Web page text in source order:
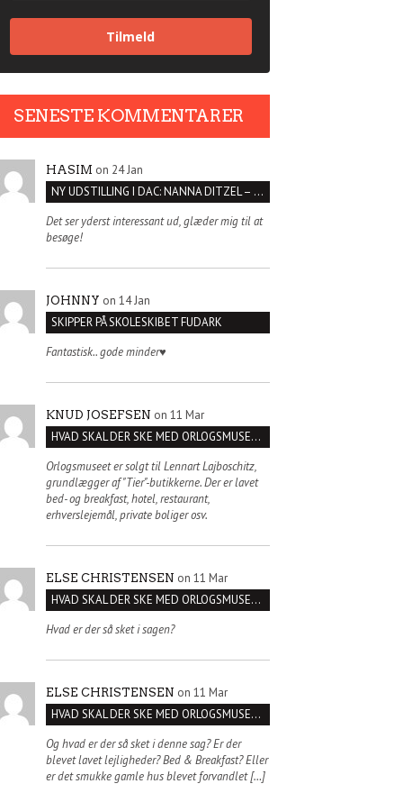
Tilmeld
SENESTE KOMMENTARER
HASIM on 24 Jan
NY UDSTILLING I DAC: NANNA DITZEL – SÆT KROPPEN FRI
Det ser yderst interessant ud, glæder mig til at
besøge!
JOHNNY on 14 Jan
SKIPPER PÅ SKOLESKIBET FUDARK
Fantastisk.. gode minder♥️
KNUD JOSEFSEN on 11 Mar
HVAD SKAL DER SKE MED ORLOGSMUSEET?
Orlogsmuseet er solgt til Lennart Lajboschitz,
grundlægger af "Tier"-butikkerne. Der er lavet
bed- og breakfast, hotel, restaurant,
erhverslejemål, private boliger osv.
ELSE CHRISTENSEN on 11 Mar
HVAD SKAL DER SKE MED ORLOGSMUSEET?
Hvad er der så sket i sagen?
ELSE CHRISTENSEN on 11 Mar
HVAD SKAL DER SKE MED ORLOGSMUSEET?
Og hvad er der så sket i denne sag? Er der
blevet lavet lejligheder? Bed & Breakfast? Eller
er det smukke gamle hus blevet forvandlet […]